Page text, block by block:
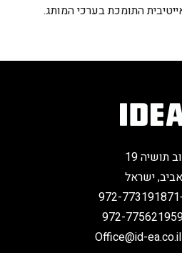
התומכת בערכי המותג.
תושיה 19
ישראל